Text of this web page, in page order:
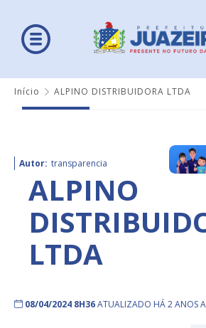
Início ALPINO DISTRIBUIDORA LTDA
Autor: transparencia
ALPINO
LTDA
08/04/2024 8H36ATUALIZADO HÁ 2 ANOS